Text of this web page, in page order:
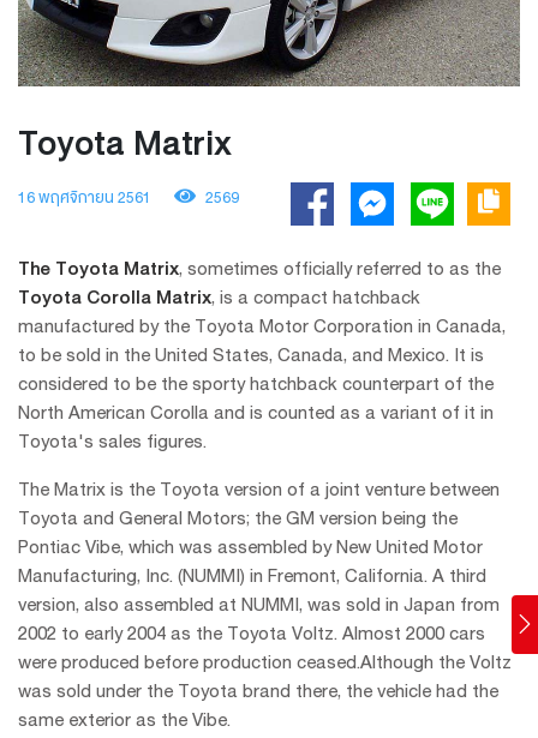
Toyota Matrix
16 พฤศจิกายน 2561 2569
The Toyota Matrix, sometimes officially referred to as the
Toyota Corolla Matrix, is a compact hatchback
manufactured by the Toyota Motor Corporation in Canada,
to be sold in the United States, Canada, and Mexico. It is
considered to be the sporty hatchback counterpart of the
North American Corolla and is counted as a variant of it in
Toyota's sales figures.
The Matrix is the Toyota version of a joint venture between
Toyota and General Motors; the GM version being the
Pontiac Vibe, which was assembled by New United Motor
Manufacturing, Inc. (NUMMI) in Fremont, California. A third
version, also assembled at NUMMI, was sold in Japan from
2002 to early 2004 as the Toyota Voltz. Almost 2000 cars
were produced before production ceased.Although the Voltz
was sold under the Toyota brand there, the vehicle had the
same exterior as the Vibe.